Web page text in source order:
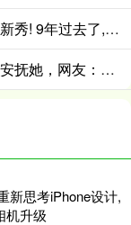
洪萨速配 5年拿2.29亿, 攻防却不如二年级新秀! 9年过去了, 你还是打不了高端局
惠盈财富 张兰总心疼筱梅孕吐反应，一直安抚她，网友：和大S没这么亲近
新思考iPhone设计,
机升级